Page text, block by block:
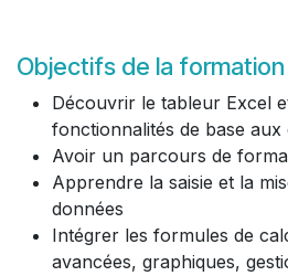
Objectifs de la formation
Découvrir le tableur Excel
fonctionnalités de base aux
Avoir un parcours de
Apprendre la saisie et la
données
Intégrer les formules de
avancées, graphiques,